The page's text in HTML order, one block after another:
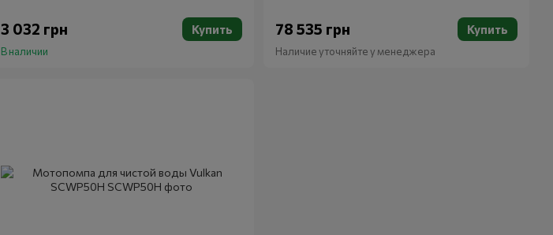
3 032 грн Купить
В наличии
78 535 грн Купить
Наличие уточняйте у менеджера